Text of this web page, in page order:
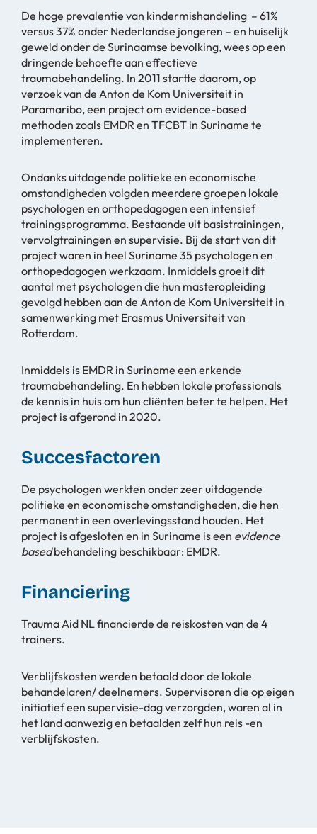
De hoge prevalentie van kindermishandeling – 61%
versus 37% onder Nederlandse jongeren – en huiselijk
geweld onder de Surinaamse bevolking, wees op een
dringende behoefte aan effectieve
traumabehandeling. In 2011 startte daarom, op
verzoek van de Anton de Kom Universiteit in
Paramaribo, een project om evidence-based
methoden zoals EMDR en TFCBT in Suriname te
implementeren.
Ondanks uitdagende politieke en economische
omstandigheden volgden meerdere groepen lokale
psychologen en orthopedagogen een intensief
trainingsprogramma. Bestaande uit basistrainingen,
vervolgtrainingen en supervisie. Bij de start van dit
project waren in heel Suriname 35 psychologen en
orthopedagogen werkzaam. Inmiddels groeit dit
aantal met psychologen die hun masteropleiding
gevolgd hebben aan de Anton de Kom Universiteit in
samenwerking met Erasmus Universiteit van
Rotterdam.
Inmiddels is EMDR in Suriname een erkende
traumabehandeling. En hebben lokale professionals
de kennis in huis om hun cliënten beter te helpen. Het
project is afgerond in 2020.
Succesfactoren
De psychologen werkten onder zeer uitdagende
politieke en economische omstandigheden, die hen
permanent in een overlevingsstand houden. Het
project is afgesloten en in Suriname is een evidence
basedbehandeling beschikbaar: EMDR.
Financiering
Trauma Aid NL financierde de reiskosten van de 4
trainers.
Verblijfskosten werden betaald door de lokale
behandelaren/ deelnemers. Supervisoren die op eigen
initiatief een supervisie-dag verzorgden, waren al in
het land aanwezig en betaalden zelf hun reis -en
verblijfskosten.